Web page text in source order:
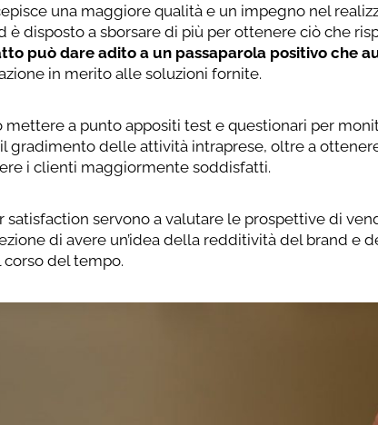
una maggiore qualità e un impegno nel
è disposto a sborsare di più per ottenere ciò che
può dare adito a un passaparola positivo che
in merito alle soluzioni fornite.
mettere a punto appositi test e questionari per
gradimento delle attività intraprese, oltre a
i clienti maggiormente soddisfatti.
satisfaction servono a valutare le prospettive di
di avere un’idea della redditività del brand e
del tempo.